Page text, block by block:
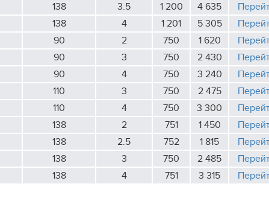
138 3.5 1 200 4 635
138 4 1 201 5 305
90 2 750 1 620
90 3 750 2 430
90 4 750 3 240
110 3 750 2 475
110 4 750 3 300
138 2 751 1 450
138 2.5 752 1 815
138 3 750 2 485
138 4 751 3 315